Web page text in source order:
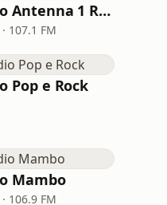
Radio Antenna 1 Roma
107.1 FM
Pop e Rock
Mambo
106.9 FM